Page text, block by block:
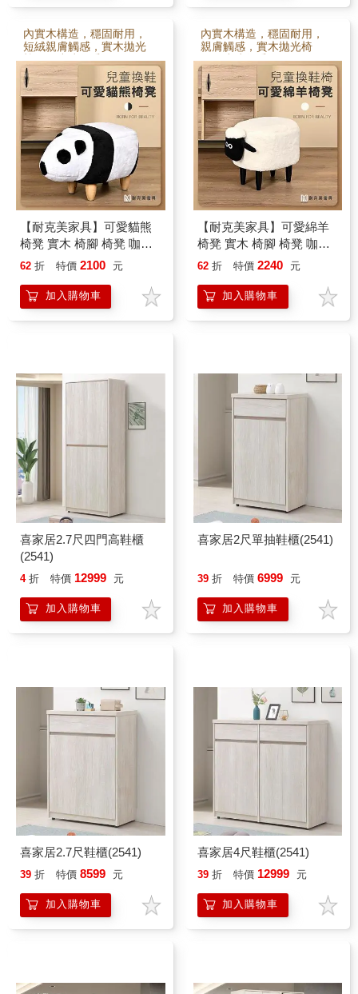
內實木構造，穩固耐用，
短絨親膚觸感，實木拋光
椅腳，小孩很愛
【耐克美家具】可愛貓熊
椅凳 實木 椅腳 椅凳 咖啡 /
客廳 腳凳 兒童 換鞋椅 沙
凳
62 折 特價 2100 元
加入購物車
內實木構造，穩固耐用，
親膚觸感，實木拋光椅
腳，小孩很愛
【耐克美家具】可愛綿羊
椅凳 實木 椅腳 椅凳 咖啡 /
客廳 腳凳 兒童 換鞋椅 沙
凳
62 折 特價 2240 元
加入購物車
喜家居2.7尺四門高鞋櫃
(2541)
4 折 特價 12999 元
加入購物車
喜家居2尺單抽鞋櫃(2541)
39 折 特價 6999 元
加入購物車
喜家居2.7尺鞋櫃(2541)
39 折 特價 8599 元
加入購物車
喜家居4尺鞋櫃(2541)
39 折 特價 12999 元
加入購物車